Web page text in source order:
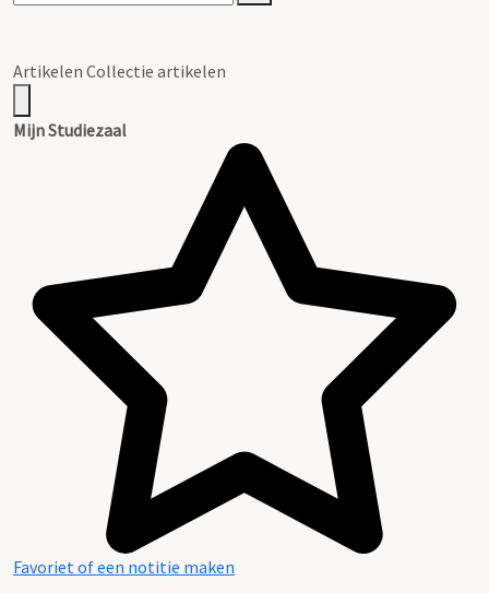
Artikelen Collectie artikelen
Mijn Studiezaal
Favoriet of een notitie maken